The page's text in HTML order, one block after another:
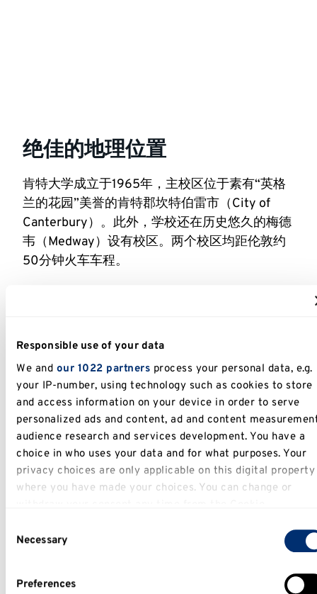
Responsible use of your data
We and our 1022 partners process your personal data, e.g.
your IP-number, using technology such as cookies to store
and access information on your device in order to serve
personalized ads and content, ad and content
audience research and services development. You have a
choice in who uses your data and for what purposes. Your
privacy choices are only applicable on this digital property
where you have made your choices. You can change or
Collect information about your geographical location
Selection
Necessary
Preferences
绝佳的地理位置
肯特大学成立于1965年，主校区位于素有“英格
兰的花园”美誉的肯特郡坎特伯雷市（City of
Canterbury）。此外，学校还在历史悠久的梅德
韦（Medway）设有校区。两个校区均距伦敦约
50分钟火车车程。
免费健身房